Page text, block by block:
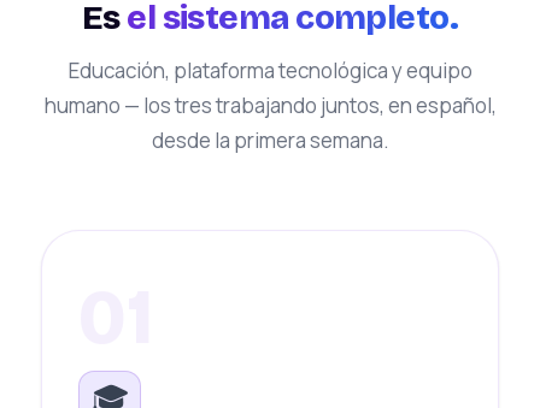
Esel sistema completo.
Educación, plataforma tecnológica y equipo
humano — los tres trabajando juntos, en español,
desde la primera semana.
🎓